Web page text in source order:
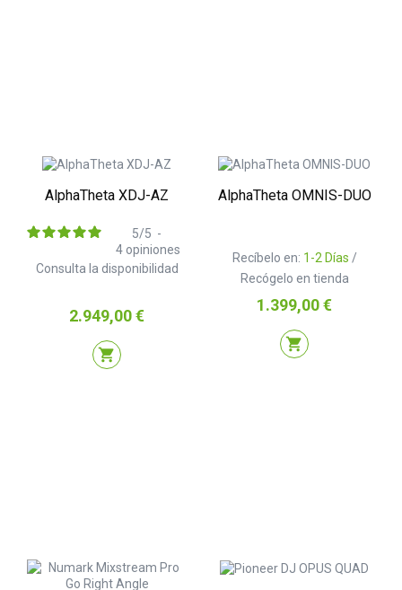
AlphaTheta XDJ-AZ
Consulta la disponibilidad
5/5 -
4 opiniones
Precio
2.949,00 €
shopping_cart
AlphaTheta OMNIS-DUO
Recíbelo en: 1-2 Días /
Recógelo en tienda
Precio
1.399,00 €
shopping_cart